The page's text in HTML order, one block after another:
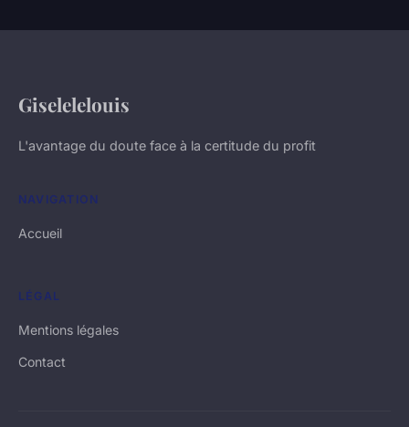
Giselelelouis
L'avantage du doute face à la certitude du profit
NAVIGATION
Accueil
LÉGAL
Mentions légales
Contact